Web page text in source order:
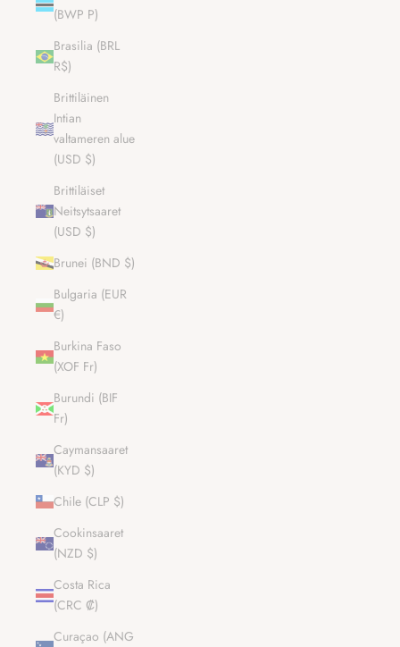
(BWP P)
Brasilia (BRL
R$)
Brittiläinen
Intian
valtameren alue
(USD $)
Brittiläiset
Neitsytsaaret
(USD $)
Brunei (BND $)
Bulgaria (EUR
€)
Burkina Faso
(XOF Fr)
Burundi (BIF
Fr)
Caymansaaret
(KYD $)
Chile (CLP $)
Cookinsaaret
(NZD $)
Costa Rica
(CRC ₡)
Curaçao (ANG